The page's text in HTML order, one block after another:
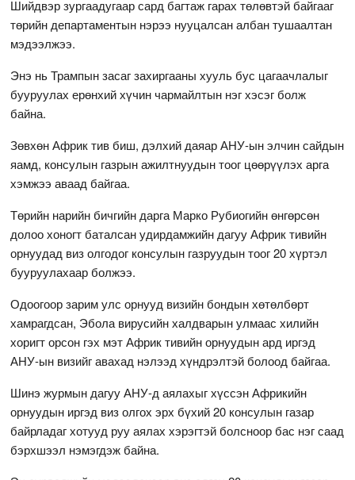
Шийдвэр зургаадугаар сард багтаж гарах төлөвтэй байгааг
төрийн департаментын нэрээ нууцалсан албан тушаалтан
мэдээлжээ.
Энэ нь Трампын засаг захиргааны хууль бус цагаачлалыг
бууруулах ерөнхий хүчин чармайлтын нэг хэсэг болж
байна.
Зөвхөн Африк тив биш, дэлхий даяар АНУ-ын элчин сайдын
яамд, консулын газрын ажилтнуудын тоог цөөрүүлэх арга
хэмжээ аваад байгаа.
Төрийн нарийн бичгийн дарга Марко Рубиогийн өнгөрсөн
долоо хоногт баталсан удирдамжийн дагуу Африк тивийн
орнуудад виз олгодог консулын газруудын тоог 20 хүртэл
бууруулахаар болжээ.
Одоогоор зарим улс орнууд визийн бондын хөтөлбөрт
хамрагдсан, Эбола вирусийн халдварын улмаас хилийн
хоригт орсон гэх мэт Африк тивийн орнуудын ард иргэд
АНУ-ын визийг авахад нэлээд хүндрэлтэй болоод байгаа.
Шинэ журмын дагуу АНУ-д аялахыг хүссэн Африкийн
орнуудын иргэд виз олгох эрх бүхий 20 консулын газар
байрладаг хотууд руу аялах хэрэгтэй болсноор бас нэг саад
бэрхшээл нэмэгдэж байна.